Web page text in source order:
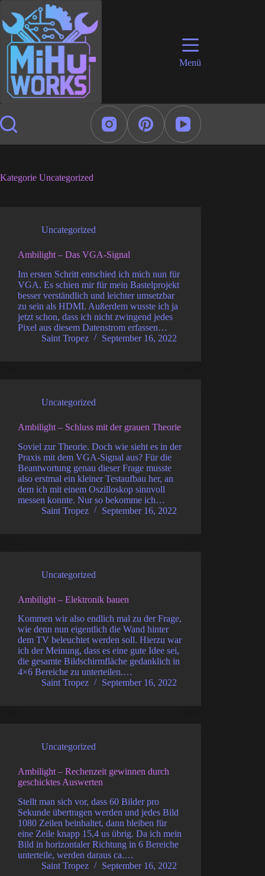
Inhalt
springen
Menü
Kategorie Uncategorized
Uncategorized
Ambilight – Das VGA-Signal
Im ersten Schritt entschied ich mich nun für
VGA. Es schien mir für mein Bastelprojekt
besser verständlich und leichter umsetzbar
zu sein als HDMI. Außerdem wusste ich ja
jetzt schon, dass ich nicht zwingend jedes
Pixel aus diesem Datenstrom erfassen…
Saint Tropez
September 16, 2022
Uncategorized
Ambilight – Schluss mit der grauen Theorie
Soviel zur Theorie. Doch wie sieht es in der
Praxis mit dem VGA-Signal aus? Für die
Beantwortung genau dieser Frage musste
also erstmal ein kleiner Testaufbau her, an
dem ich mit einem Oszilloskop sinnvoll
messen konnte. Nur so bekomme ich…
Saint Tropez
September 16, 2022
Uncategorized
Ambilight – Elektronik bauen
Kommen wir also endlich mal zu der Frage,
wie denn nun eigentlich die Wand hinter
dem TV beleuchtet werden soll. Hierzu war
ich der Meinung, dass es eine gute Idee sei,
die gesamte Bildschirmfläche gedanklich in
4×6 Bereiche zu unterteilen.…
Saint Tropez
September 16, 2022
Uncategorized
Ambilight – Rechenzeit gewinnen durch
geschicktes Auswerten
Stellt man sich vor, dass 60 Bilder pro
Sekunde übertragen werden und jedes Bild
1080 Zeilen beinhaltet, dann bleiben für
eine Zeile knapp 15,4 us übrig. Da ich mein
Bild in horizontaler Richtung in 6 Bereiche
unterteile, werden daraus ca.…
Saint Tropez
September 16, 2022